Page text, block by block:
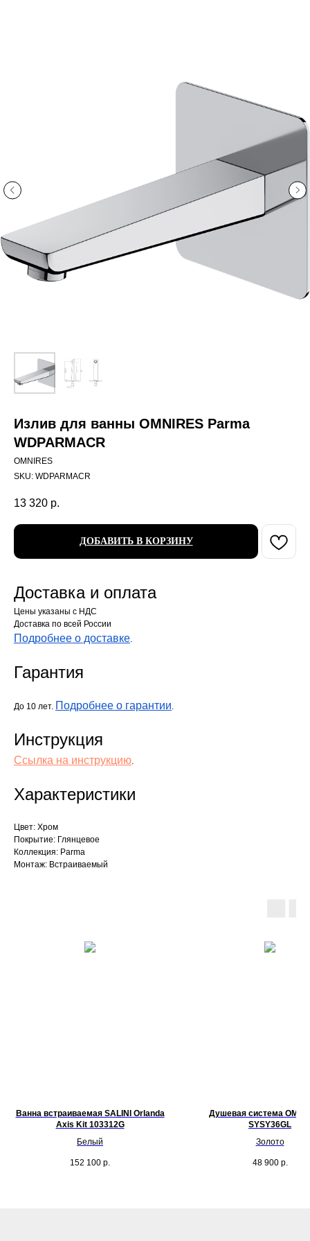
Излив для ванны OMNIRES Parma
WDPARMACR
OMNIRES
SKU: WDPARMACR
13 320 р.
ДОБАВИТЬ В КОРЗИНУ
Доставка и оплата
Цены указаны с НДС
Доставка по всей России
Подробнее о доставке.
Гарантия
До 10 лет. Подробнее о гарантии.
Инструкция
Ссылка на инструкцию.
Характеристики
Цвет: Хром
Покрытие: Глянцевое
Коллекция: Parma
Монтаж: Встраиваемый
Ванна встраиваемая SALINI Orlanda
Axis Kit 103312G
Белый
152 100 р.
Душевая система
SYSY36GL
Золото
48 900 р.